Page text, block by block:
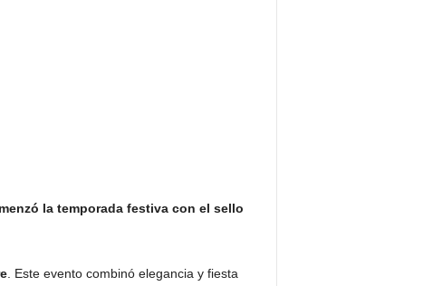
la temporada festiva con el sello
. Este evento combinó elegancia y fiesta